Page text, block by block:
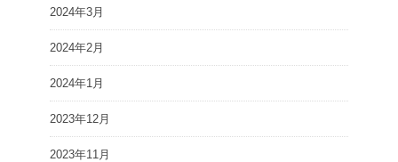
2024年3月
2024年2月
2024年1月
2023年12月
2023年11月